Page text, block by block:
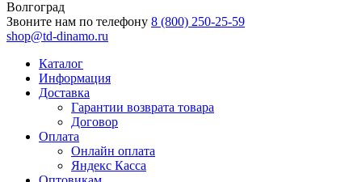
Волгоград
Звоните нам по телефону 8 (800) 250-25-59
shop@td-dinamo.ru
Каталог
Информация
Доставка
Гарантии возврата товара
Договор
Оплата
Онлайн оплата
Яндекс Касса